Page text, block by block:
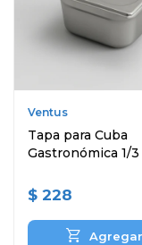
Ventus
Tapa para Cuba
Gastronómica 1/3
$ 228